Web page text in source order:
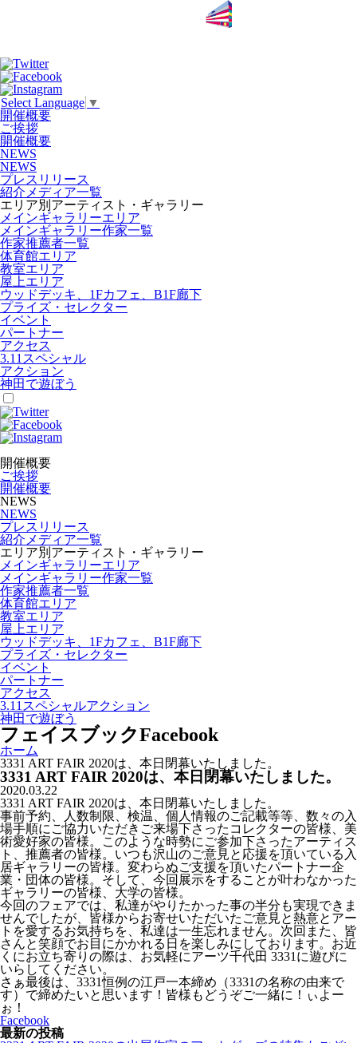
Select Language ▼
開催概要
ご挨拶
開催概要
NEWS
NEWS
プレスリリース
紹介メディア一覧
エリア別アーティスト・ギャラリー
メインギャラリーエリア
メインギャラリー作家一覧
作家推薦者一覧
体育館エリア
教室エリア
屋上エリア
ウッドデッキ、1Fカフェ、B1F廊下
プライズ・セレクター
イベント
パートナー
アクセス
3.11スペシャル
アクション
神田で遊ぼう
開催概要
ご挨拶
開催概要
NEWS
NEWS
プレスリリース
紹介メディア一覧
エリア別アーティスト・ギャラリー
メインギャラリーエリア
メインギャラリー作家一覧
作家推薦者一覧
体育館エリア
教室エリア
屋上エリア
ウッドデッキ、1Fカフェ、B1F廊下
プライズ・セレクター
イベント
パートナー
アクセス
3.11スペシャルアクション
神田で遊ぼう
フェイスブックFacebook
ホーム
3331 ART FAIR 2020は、本日閉幕いたしました。
3331 ART FAIR 2020は、本日閉幕いたしました。
2020.03.22
3331 ART FAIR 2020は、本日閉幕いたしました。
事前予約、人数制限、検温、個人情報のご記載等等、数々の入
場手順にご協力いただきご来場下さったコレクターの皆様、美
術愛好家の皆様。このような時勢にご参加下さったアーティス
ト、推薦者の皆様。いつも沢山のご意見と応援を頂いている入
居ギャラリーの皆様。変わらぬご支援を頂いたパートナー企
業・団体の皆様。そして、今回展示をすることが叶わなかった
ギャラリーの皆様、大学の皆様。
今回のフェアでは、私達がやりたかった事の半分も実現できま
せんでしたが、皆様からお寄せいただいたご意見と熱意とアー
トを愛するお気持ちを、私達は一生忘れません。次回また、皆
さんと笑顔でお目にかかれる日を楽しみにしております。お近
くにお立ち寄りの際は、お気軽にアーツ千代田 3331に遊びに
いらしてください。
さぁ最後は、3331恒例の江戸一本締め（3331の名称の由来で
す）で締めたいと思います！皆様もどうぞご一緒に！ぃよー
ぉ！
Facebook
最新の投稿